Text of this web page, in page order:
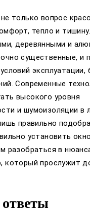
только вопрос
тепло и
деревянными и
существенные, и
Современные
высокого уровня
и шумоизоляции в
правильно
установить
разобраться в
который прослужит